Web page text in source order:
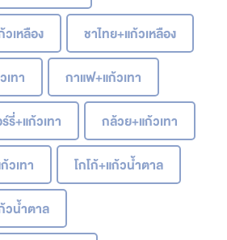
เหลือง ชาไทย+แก้วเหลือง
เทา กาแฟ+แก้วเทา
รี่+แก้วเทา กล้วย+แก้วเทา
วเทา โกโก้+แก้วน้ำตาล
วน้ำตาล